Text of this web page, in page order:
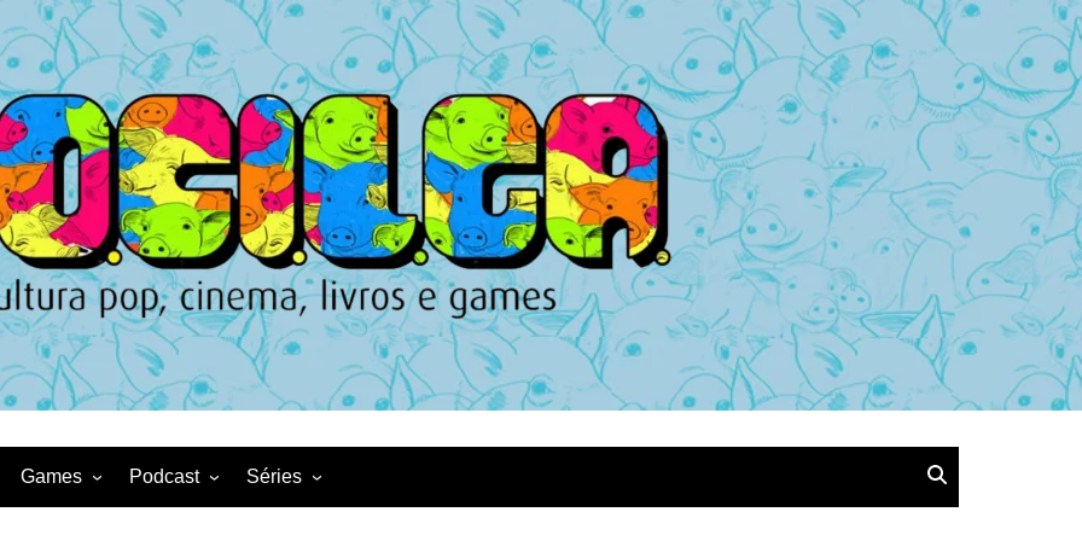
Games Podcast Séries